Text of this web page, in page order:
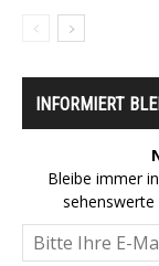
INFORMIERT
Bleibe immer
sehenswerte